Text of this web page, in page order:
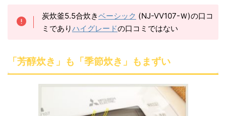
炭炊釜5.5合炊きベーシック (NJ-VV107-Ｗ)の口コ
ミでありハイグレードの口コミではない
「芳醇炊き」も「季節炊き」もまずい